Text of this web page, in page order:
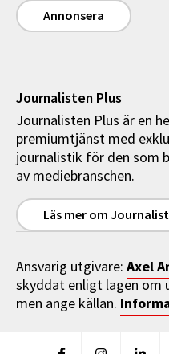
Annonsera
Journalisten Plus
Journalisten Plus är en
premiumtjänst med
journalistik för den som
av mediebranschen.
Läs mer om
Ansvarig utgivare: Axel
skyddat enligt lagen om
men ange källan.